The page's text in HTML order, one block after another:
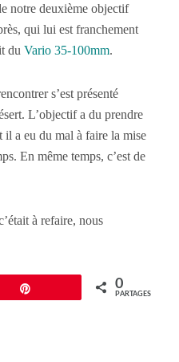
notre deuxième objectif
qui lui est franchement
du Vario 35-100mm.
s’est présenté
L’objectif a du prendre
il a eu du mal à faire la mise
En même temps, c’est de
à refaire, nous
0
PARTAGES